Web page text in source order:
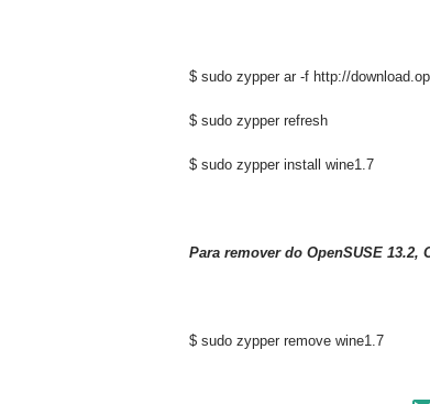
$ sudo zypper ar -f http://
$ sudo zypper refresh
$ sudo zypper install wine1.7
Para remover do OpenSUSE 13.2,
$ sudo zypper remove wine1.7